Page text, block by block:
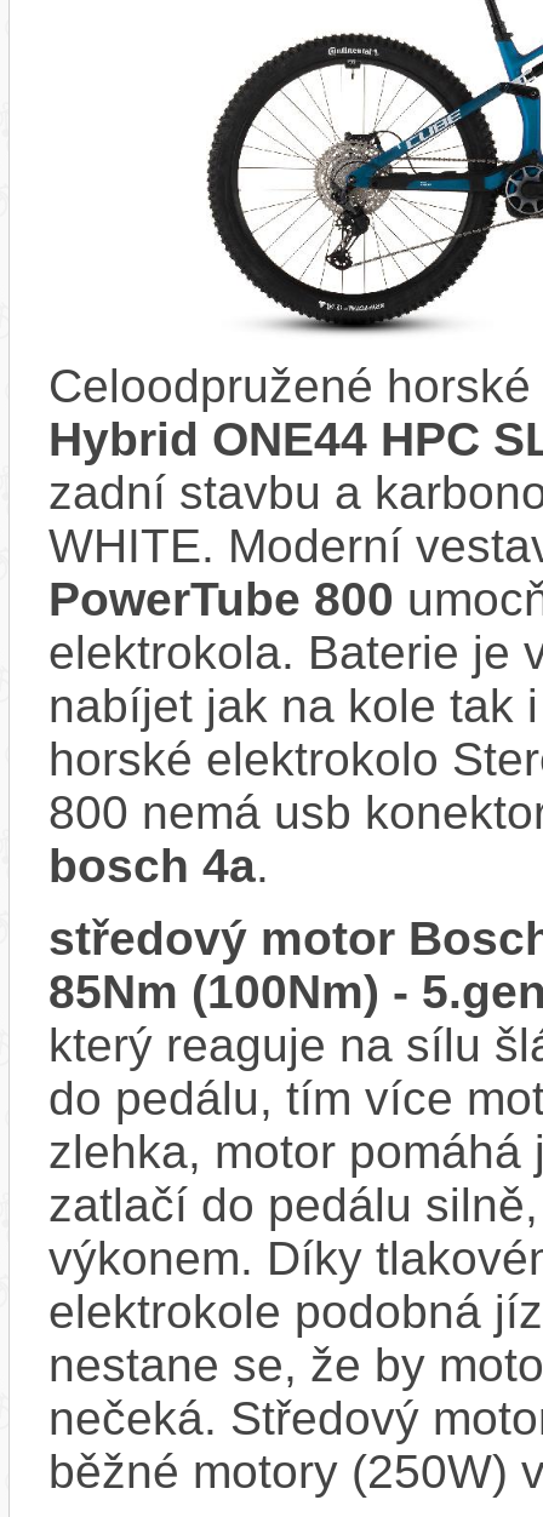
Celoodpružené
Hybrid ONE44 HPC
zadní stavbu a
WHITE. Moderní
PowerTube 800
elektrokola. Baterie je
nabíjet jak na kole tak
horské elektrokolo
800 nemá usb
bosch 4a.
středový motor
85Nm (100Nm) -
který reaguje na sílu
do pedálu, tím více
zlehka, motor
zatlačí do pedálu
výkonem. Díky
elektrokole podobná
nestane se, že by
nečeká. Středový
běžné motory (250W)